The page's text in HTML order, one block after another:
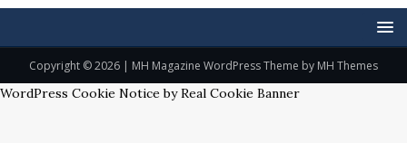
Copyright © 2026 | MH Magazine WordPress Theme by MH Themes
WordPress Cookie Notice by Real Cookie Banner